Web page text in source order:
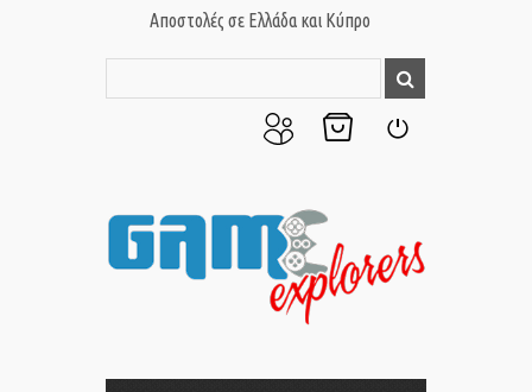
Αποστολές σε Ελλάδα και Κύπρο
μου